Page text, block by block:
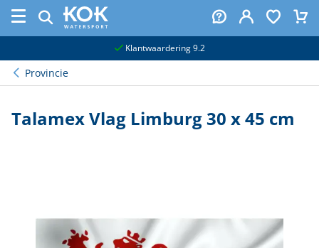
Klantwaardering 9.2
Provincie
Talamex Vlag Limburg 30 x 45 cm